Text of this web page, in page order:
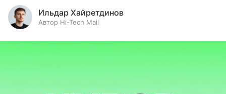
Ильдар Хайретдинов
Автор Hi-Tech Mail